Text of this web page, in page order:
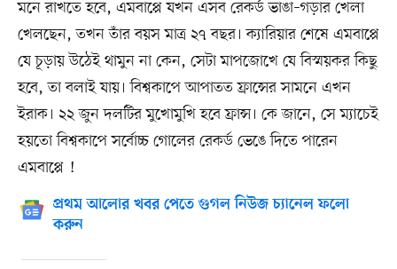
মনে রাখতে হবে, এমবাপ্পে যখন এসব রেকর্ড ভাঙা–গড়ার খেলা
খেলছেন, তখন তাঁর বয়স মাত্র ২৭ বছর। ক্যারিয়ার শেষে এমবাপ্পে
যে চূড়ায় উঠেই থামুন না কেন, সেটা মাপজোখে যে বিস্ময়কর কিছু
হবে, তা বলাই যায়। বিশ্বকাপে আপাতত ফ্রান্সের সামনে এখন
ইরাক। ২২ জুন দলটির মুখোমুখি হবে ফ্রান্স। কে জানে, সে ম্যাচেই
হয়তো বিশ্বকাপে সর্বোচ্চ গোলের রেকর্ড ভেঙে দিতে পারেন
এমবাপ্পে !
প্রথম আলোর খবর পেতে গুগল নিউজ চ্যানেল ফলো
করুন